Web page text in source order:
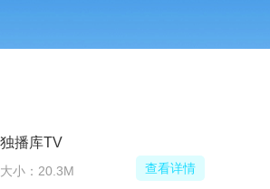
大小：42.7M 查看详情